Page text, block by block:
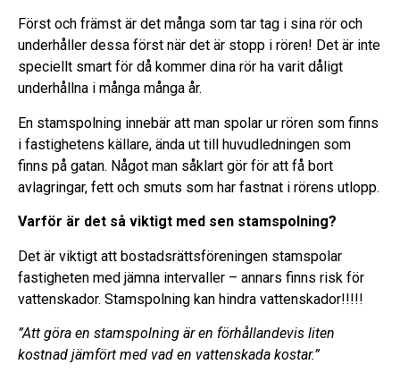
Först och främst är det många som tar tag i sina rör och
underhåller dessa först när det är stopp i rören! Det är inte
speciellt smart för då kommer dina rör ha varit dåligt
underhållna i många många år.
En stamspolning innebär att man spolar ur rören som finns
i fastighetens källare, ända ut till huvudledningen som
finns på gatan. Något man såklart gör för att få bort
avlagringar, fett och smuts som har fastnat i rörens utlopp.
Varför är det så viktigt med sen stamspolning?
Det är viktigt att bostadsrättsföreningen stamspolar
fastigheten med jämna intervaller – annars finns risk för
vattenskador. Stamspolning kan hindra vattenskador!!!!!
”Att göra en stamspolning är en förhållandevis liten
kostnad jämfört med vad en vattenskada kostar.”